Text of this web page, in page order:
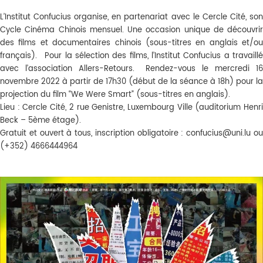
L’Institut Confucius organise, en partenariat avec le Cercle Cité, son
Cycle Cinéma Chinois mensuel. Une occasion unique de découvrir
des films et documentaires chinois (sous-titres en anglais et/ou
français). Pour la sélection des films, l’Institut Confucius a travaillé
avec l’association Allers-Retours. Rendez-vous le mercredi 16
novembre 2022 à partir de 17h30 (début de la séance à 18h) pour la
projection du film “We Were Smart” (sous-titres en anglais).
Lieu : Cercle Cité, 2 rue Genistre, Luxembourg Ville (auditorium Henri
Beck – 5ème étage).
Gratuit et ouvert à tous, inscription obligatoire : confucius@uni.lu ou
(+352) 4666444964